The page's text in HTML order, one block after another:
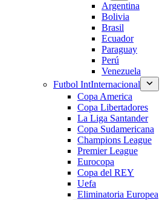
Argentina
Bolivia
Brasil
Ecuador
Paraguay
Perú
Venezuela
Futbol IntInternacional
Copa America
Copa Libertadores
La Liga Santander
Copa Sudamericana
Champions League
Premier League
Eurocopa
Copa del REY
Uefa
Eliminatoria Europea